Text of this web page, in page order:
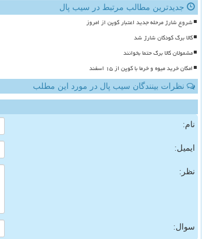
جدیدترین مطالب مرتبط در سیب پال
شروع شارژ مرحله جدید اعتبار کوپن از امروز
کالا برگ کودکان شارژ شد
مشمولان کالا برگ حتما بخوانند
امکان خرید میوه و خرما با کوپن از ۱۵ اسفند
نظرات بینندگان سیب پال در مورد این مطلب
نام:
ایمیل:
نظر:
سوال: